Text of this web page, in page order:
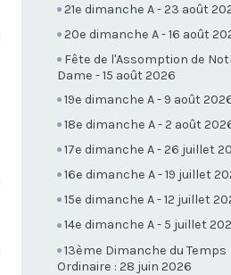
21e dimanche A - 23 août
20e dimanche A - 16 août
Fête de l'Assomption de
Dame - 15 août 2026
19e dimanche A - 9 août
18e dimanche A - 2 août
17e dimanche A - 26 juillet
16e dimanche A - 19 juillet
15e dimanche A - 12 juillet
14e dimanche A - 5 juillet
13ème Dimanche du Temps
Ordinaire : 28 juin 2026